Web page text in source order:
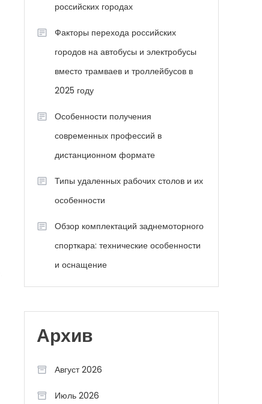
российских городах
Факторы перехода российских
городов на автобусы и электробусы
вместо трамваев и троллейбусов в
2025 году
Особенности получения
современных профессий в
дистанционном формате
Типы удаленных рабочих столов и их
особенности
Обзор комплектаций заднемоторного
спорткара: технические особенности
и оснащение
Архив
Август 2026
Июль 2026